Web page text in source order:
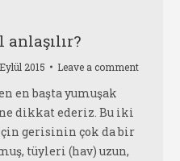
2015 Leave a comment
en başta yumuşak
dikkat ederiz. Bu iki
gerisinin çok da bir
tüyleri (hav) uzun,